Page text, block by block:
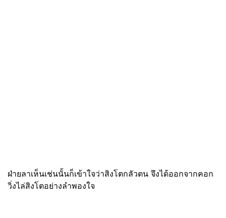
ฝ่ายลาเห็นเช่นนั้นก็เข้าใจว่าสิงโตกลัวตน จึงได้ออกจากคอก
วิ่งไล่สิงโตอย่างลำพองใจ